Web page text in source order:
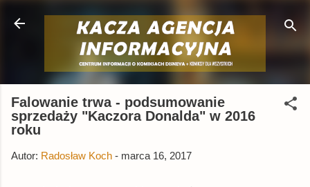
Przejdź do głównej zawartości
Falowanie trwa - podsumowanie
sprzedaży "Kaczora Donalda" w 2016
roku
Autor: Radosław Koch - marca 16, 2017